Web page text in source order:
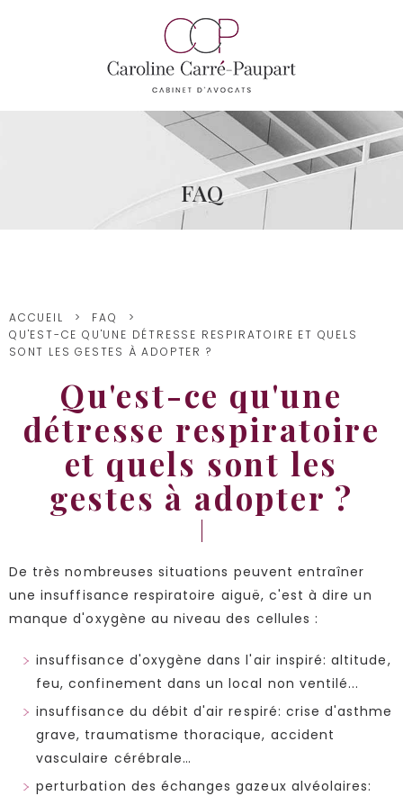
FAQ
ACCUEIL
FAQ
QU'EST-CE QU'UNE DÉTRESSE RESPIRATOIRE ET QUELS
SONT LES GESTES À ADOPTER ?
Qu'est-ce qu'une
détresse respiratoire
et quels sont les
gestes à adopter ?
De très nombreuses situations peuvent entraîner
une insuffisance respiratoire aiguë, c'est à dire un
manque d'oxygène au niveau des cellules :
insuffisance d'oxygène dans l'air inspiré: altitude,
feu, confinement dans un local non ventilé...
insuffisance du débit d'air respiré: crise d'asthme
grave, traumatisme thoracique, accident
vasculaire cérébrale…
perturbation des échanges gazeux alvéolaires: